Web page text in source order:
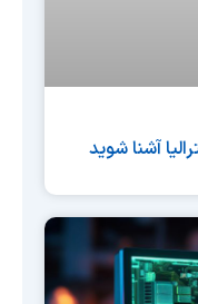
آشنا شوید